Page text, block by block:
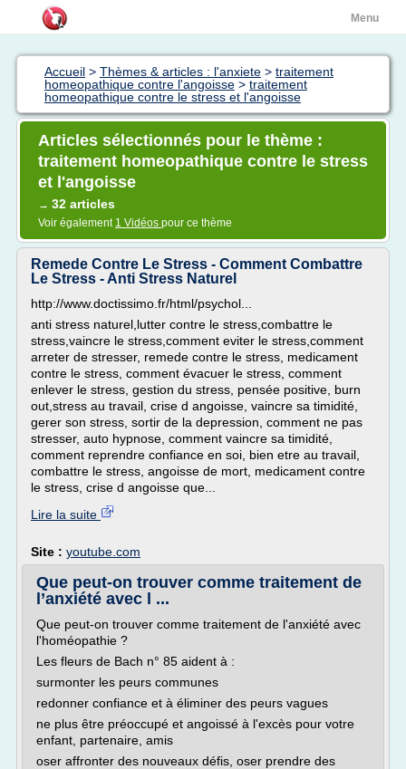
Menu
Accueil > Thèmes & articles : l'anxiete > traitement
homeopathique contre l'angoisse > traitement
homeopathique contre le stress et l'angoisse
Articles sélectionnés pour le thème :
traitement homeopathique contre le stress
et l'angoisse
→ 32 articles
Voir également 1 Vidéos pour ce thème
Remede Contre Le Stress - Comment Combattre
Le Stress - Anti Stress Naturel
http://www.doctissimo.fr/html/psychol...
anti stress naturel,lutter contre le stress,combattre le
stress,vaincre le stress,comment eviter le stress,comment
arreter de stresser, remede contre le stress, medicament
contre le stress, comment évacuer le stress, comment
enlever le stress, gestion du stress, pensée positive, burn
out,stress au travail, crise d angoisse, vaincre sa timidité,
gerer son stress, sortir de la depression, comment ne pas
stresser, auto hypnose, comment vaincre sa timidité,
comment reprendre confiance en soi, bien etre au travail,
combattre le stress, angoisse de mort, medicament contre
le stress, crise d angoisse que...
Lire la suite
Site : youtube.com
Que peut-on trouver comme traitement de
l’anxiété avec l ...
Que peut-on trouver comme traitement de l'anxiété avec
l'homéopathie ?
Les fleurs de Bach n° 85 aident à :
surmonter les peurs communes
redonner confiance et à éliminer des peurs vagues
ne plus être préoccupé et angoissé à l'excès pour votre
enfant, partenaire, amis
oser affronter des nouveaux défis, oser prendre des